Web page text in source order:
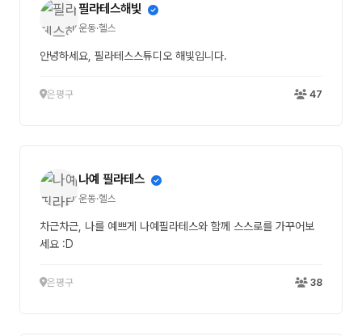
필라테스해빛
운동·헬스
안녕하세요, 필라테스스튜디오 해빛입니다.
은평구 47
나예 필라테스
운동·헬스
차근차근, 나를 예쁘게 나예필라테스와 함께 스스로를 가꾸어보
세요 :D
은평구 38